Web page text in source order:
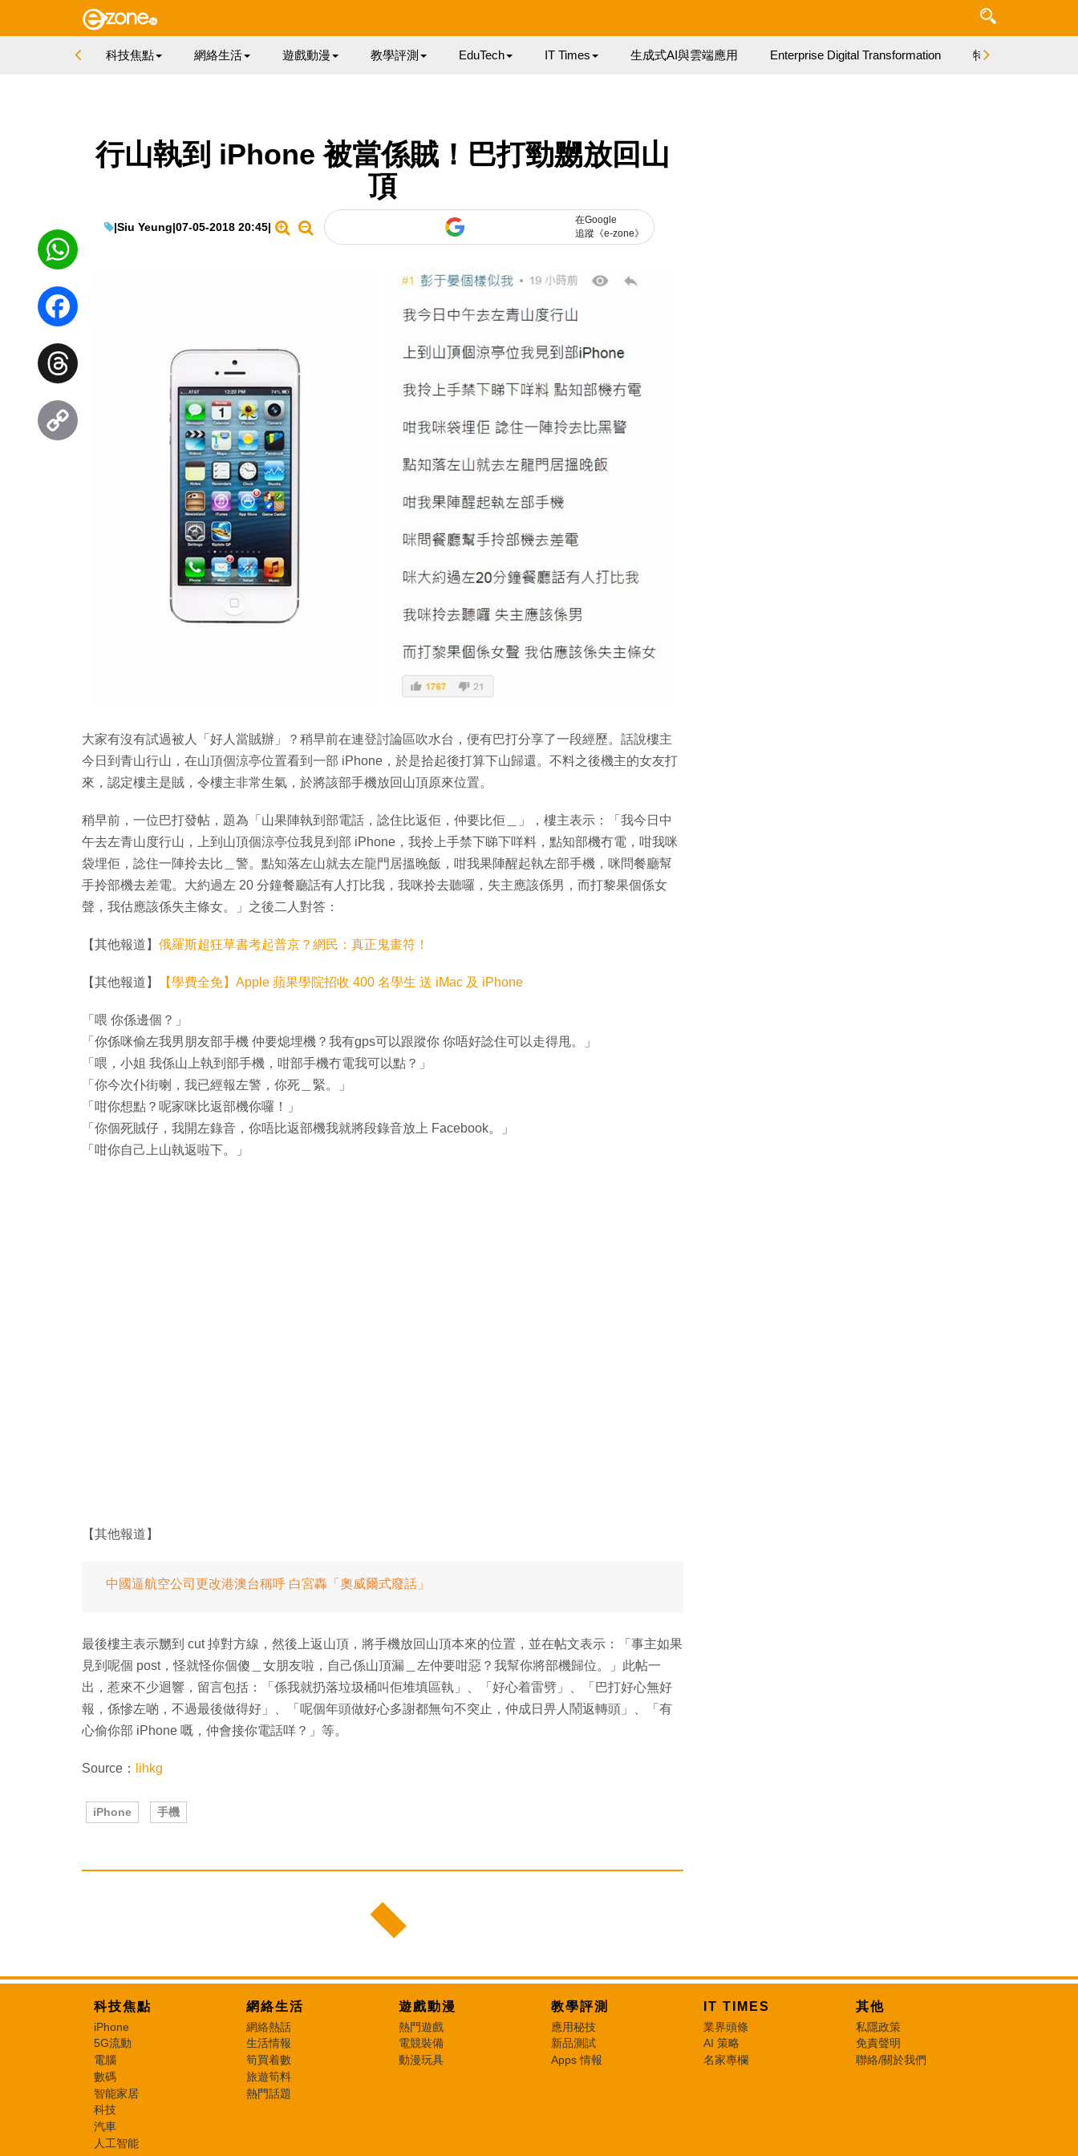
科技焦點 網絡生活 遊戲動漫 教學評測 EduTech IT Times 生成式AI與雲端應用 Enterprise Digital Transformation 特集
行山執到 iPhone 被當係賊！巴打勁嬲放回山
頂
|Siu Yeung|07-05-2018 20:45|
在Google
追蹤《e-zone》
大家有沒有試過被人「好人當賊辦」？稍早前在連登討論區吹水台，便有巴打分享了一段經歷。話說樓主
今日到青山行山，在山頂個涼亭位置看到一部 iPhone，於是拾起後打算下山歸還。不料之後機主的女友打
來，認定樓主是賊，令樓主非常生氣，於將該部手機放回山頂原來位置。
稍早前，一位巴打發帖，題為「山果陣執到部電話，諗住比返佢，仲要比佢＿」，樓主表示：「我今日中
午去左青山度行山，上到山頂個涼亭位我見到部 iPhone，我拎上手禁下睇下咩料，點知部機冇電，咁我咪
袋埋佢，諗住一陣拎去比＿警。點知落左山就去左龍門居搵晚飯，咁我果陣醒起執左部手機，咪問餐廳幫
手拎部機去差電。大約過左 20 分鐘餐廳話有人打比我，我咪拎去聽囉，失主應該係男，而打黎果個係女
聲，我估應該係失主條女。」之後二人對答：
【其他報道】 俄羅斯超狂草書考起普京？網民：真正鬼畫符！
【其他報道】 【學費全免】Apple 蘋果學院招收 400 名學生 送 iMac 及 iPhone
「喂 你係邊個？」
「你係咪偷左我男朋友部手機 仲要熄埋機？我有gps可以跟蹤你 你唔好諗住可以走得甩。」
「喂，小姐 我係山上執到部手機，咁部手機冇電我可以點？」
「你今次仆街喇，我已經報左警，你死＿緊。」
「咁你想點？呢家咪比返部機你囉！」
「你個死賊仔，我開左錄音，你唔比返部機我就將段錄音放上 Facebook。」
「咁你自己上山執返啦下。」
【其他報道】
中國逼航空公司更改港澳台稱呼 白宮轟「奧威爾式廢話」
最後樓主表示嬲到 cut 掉對方線，然後上返山頂，將手機放回山頂本來的位置，並在帖文表示：「事主如果
見到呢個 post，怪就怪你個傻＿女朋友啦，自己係山頂漏＿左仲要咁惡？我幫你將部機歸位。」此帖一
出，惹來不少迴響，留言包括：「係我就扔落垃圾桶叫佢堆填區執」、「好心着雷劈」、「巴打好心無好
報，係慘左啲，不過最後做得好」、「呢個年頭做好心多謝都無句不突止，仲成日畀人鬧返轉頭」、「有
心偷你部 iPhone 嘅，仲會接你電話咩？」等。
Source： lihkg
iPhone 手機
WhatsApp
Facebook
Threads
科技焦點
iPhone
5G流動
電腦
數碼
智能家居
科技
汽車
人工智能
網絡生活
網絡熱話
生活情報
筍買着數
旅遊筍料
熱門話題
遊戲動漫
熱門遊戲
電競裝備
動漫玩具
教學評測
應用秘技
新品測試
Apps 情報
IT TIMES
業界頭條
AI 策略
名家專欄
其他
私隱政策
免責聲明
聯絡/關於我們